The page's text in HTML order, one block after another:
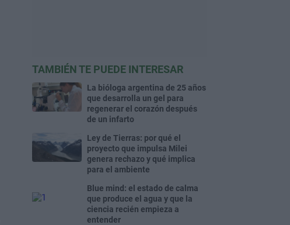
TAMBIÉN TE PUEDE INTERESAR
La bióloga argentina de 25 años
que desarrolla un gel para
regenerar el corazón después
de un infarto
Ley de Tierras: por qué el
proyecto que impulsa Milei
genera rechazo y qué implica
para el ambiente
Blue mind: el estado de calma
que produce el agua y que la
ciencia recién empieza a
entender